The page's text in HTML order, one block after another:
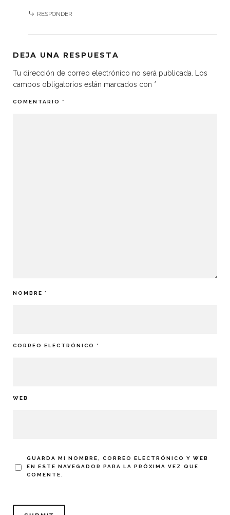
RESPONDER
DEJA UNA RESPUESTA
Tu dirección de correo electrónico no será publicada.
Los
campos obligatorios están marcados con *
COMENTARIO *
NOMBRE *
CORREO ELECTRÓNICO *
WEB
GUARDA MI NOMBRE, CORREO ELECTRÓNICO Y WEB
EN ESTE NAVEGADOR PARA LA PRÓXIMA VEZ QUE
COMENTE.